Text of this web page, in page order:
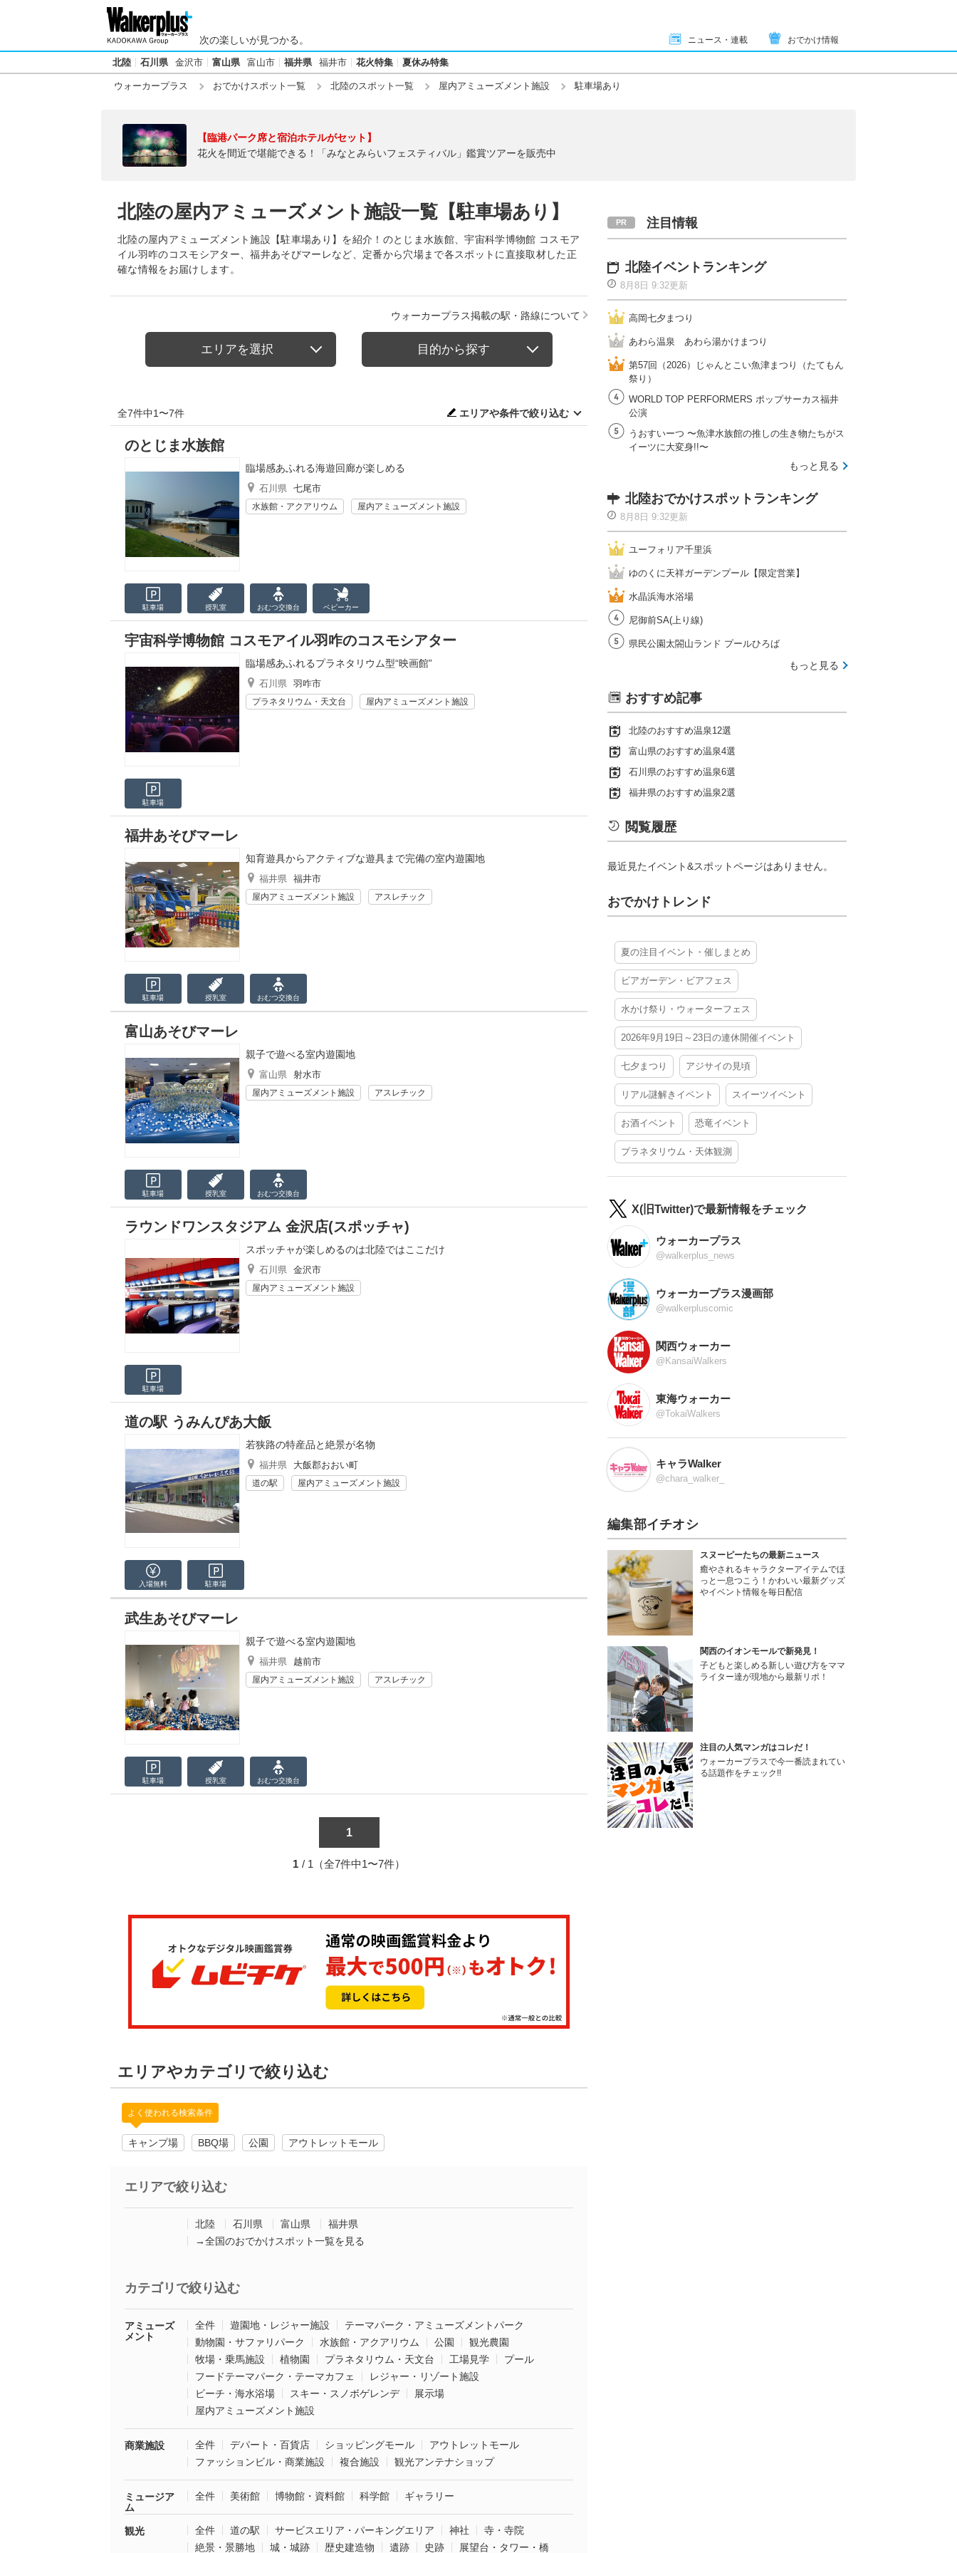
次の楽しいが見つかる。 ニュース・連載 おでかけ情報
北陸 石川県 金沢市 富山県 富山市 福井県 福井市 花火特集 夏休み特集
ウォーカープラス おでかけスポット一覧 北陸のスポット一覧 屋内アミューズメント施設 駐車場あり
【臨港パーク席と宿泊ホテルがセット】
花火を間近で堪能できる！「みなとみらいフェスティバル」鑑賞ツアーを販売中
北陸の屋内アミューズメント施設一覧【駐車場あり】
北陸の屋内アミューズメント施設【駐車場あり】を紹介！のとじま水族館、宇宙科学博物館 コスモア
イル羽咋のコスモシアター、福井あそびマーレなど、定番から穴場まで各スポットに直接取材した正
確な情報をお届けします。
ウォーカープラス掲載の駅・路線について
エリアを選択 目的から探す
全7件中1〜7件 エリアや条件で絞り込む
のとじま水族館
臨場感あふれる海遊回廊が楽しめる
石川県 七尾市
水族館・アクアリウム 屋内アミューズメント施設
駐車場 授乳室 おむつ交換台 ベビーカー
宇宙科学博物館 コスモアイル羽咋のコスモシアター
臨場感あふれるプラネタリウム型“映画館”
石川県 羽咋市
プラネタリウム・天文台 屋内アミューズメント施設
駐車場
福井あそびマーレ
知育遊具からアクティブな遊具まで完備の室内遊園地
福井県 福井市
屋内アミューズメント施設 アスレチック
駐車場 授乳室 おむつ交換台
富山あそびマーレ
親子で遊べる室内遊園地
富山県 射水市
屋内アミューズメント施設 アスレチック
駐車場 授乳室 おむつ交換台
ラウンドワンスタジアム 金沢店(スポッチャ)
スポッチャが楽しめるのは北陸ではここだけ
石川県 金沢市
屋内アミューズメント施設
駐車場
道の駅 うみんぴあ大飯
若狭路の特産品と絶景が名物
福井県 大飯郡おおい町
道の駅 屋内アミューズメント施設
入場無料 駐車場
武生あそびマーレ
親子で遊べる室内遊園地
福井県 越前市
屋内アミューズメント施設 アスレチック
駐車場 授乳室 おむつ交換台
1
1 / 1（全7件中1〜7件）
エリアやカテゴリで絞り込む
よく使われる検索条件
キャンプ場 BBQ場 公園 アウトレットモール
エリアで絞り込む
北陸 石川県 富山県
福井県
→全国のおでかけスポット一覧を見る
カテゴリで絞り込む
アミューズ
メント
全件 遊園地・レジャー施設
テーマパーク・アミューズメントパーク
動物園・サファリパーク
水族館・アクアリウム 公園
観光農園
牧場・乗馬施設
植物園 プラネタリウム・天文台 工場見学
プール
フードテーマパーク・テーマカフェ
レジャー・リゾート施設
ビーチ・海水浴場
スキー・スノボゲレンデ
展示場
屋内アミューズメント施設
商業施設 全件 デパート・百貨店 ショッピングモール
アウトレットモール
ファッションビル・商業施設
複合施設 観光アンテナショップ
ミュージア
ム
全件 美術館 博物館・資料館 科学館 ギャラリー
観光 全件 道の駅 サービスエリア・パーキングエリア 神社
寺・寺院
絶景・景勝地
城・城跡 歴史建造物 遺跡 史跡 展望台・タワー・橋
注目情報
北陸イベントランキング
8月8日 9:32更新
高岡七夕まつり
あわら温泉 あわら湯かけまつり
第57回（2026）じゃんとこい魚津まつり（たてもん
祭り）
WORLD TOP PERFORMERS ポップサーカス福井
公演
うおすいーつ 〜魚津水族館の推しの生き物たちがス
イーツに大変身!!〜
もっと見る
北陸おでかけスポットランキング
8月8日 9:32更新
ユーフォリア千里浜
ゆのくに天祥ガーデンプール【限定営業】
水晶浜海水浴場
尼御前SA(上り線)
県民公園太閤山ランド プールひろば
もっと見る
おすすめ記事
北陸のおすすめ温泉12選
富山県のおすすめ温泉4選
石川県のおすすめ温泉6選
福井県のおすすめ温泉2選
閲覧履歴
最近見たイベント&スポットページはありません。
おでかけトレンド
夏の注目イベント・催しまとめ
ビアガーデン・ビアフェス
水かけ祭り・ウォーターフェス
2026年9月19日～23日の連休開催イベント
七夕まつり アジサイの見頃
リアル謎解きイベント スイーツイベント
お酒イベント 恐竜イベント
プラネタリウム・天体観測
X(旧Twitter)で最新情報をチェック
ウォーカープラス
@walkerplus_news
ウォーカープラス漫画部
@walkerpluscomic
関西ウォーカー
@KansaiWalkers
東海ウォーカー
@TokaiWalkers
キャラWalker
@chara_walker_
編集部イチオシ
スヌーピーたちの最新ニュース
癒やされるキャラクターアイテムでほ
っと一息つこう！かわいい最新グッズ
やイベント情報を毎日配信
関西のイオンモールで新発見！
子どもと楽しめる新しい遊び方をママ
ライター達が現地から最新リポ！
注目の人気マンガはコレだ！
ウォーカープラスで今一番読まれてい
る話題作をチェック!!